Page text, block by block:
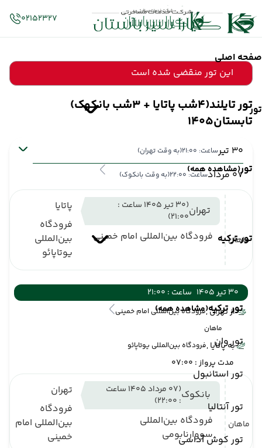
صفحه اصلی
تور
تور(مشاهده همه)
تور ترکیه
تور ترکیه(مشاهده همه)
تور وان
تور استانبول
تور آنتالیا
تور کوش آداسی
02152327
این تور منقضی شده است
تور تایلند(4شب پاتایا + 3شب بانکوک)
تابستان1405
30 تیر ساعت: 21:00 (به وقت تهران)
07 مرداد ساعت: 22:00 (به وقت بانکوک)
ماهان
تهران
(30 تیر 1405 ساعت :
21:00)
فرودگاه بین‌المللی امام خمینی
پاتایا
فرودگاه
بین‌المللی
یوتاپائو
30 تیر 1405
ساعت : 21:00
از تهران ,فرودگاه بین‌المللی امام خمینی
ماهان
به پاتایا ,فرودگاه بین‌المللی یوتاپائو
مدت پرواز : 07:00
ماهان
بانکوک
(07 مرداد 1405 ساعت
: 22:00)
فرودگاه بین‌المللی
سووارنابومی
تهران
فرودگاه
بین‌المللی امام
خمینی